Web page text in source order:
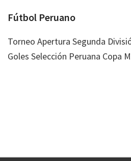
Footer
Fútbol Peruano
Torneo Apertura Segunda
Goles Selección Peruana Copa